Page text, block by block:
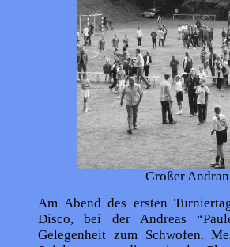
Großer
Am Abend des ersten
Disco, bei der Andreas
Gelegenheit zum Schwofen.